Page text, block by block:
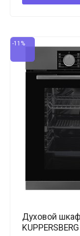
-11%
Духовой